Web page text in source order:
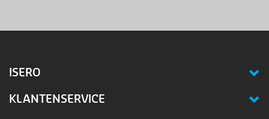
ISERO
KLANTENSERVICE